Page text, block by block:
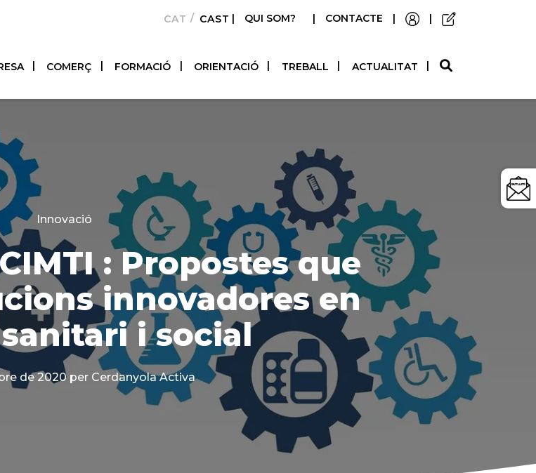
CATALÀCASTELLANO
| QUI SOM? | CONTACTE | |
COMERÇ FORMACIÓ ORIENTACIÓ TREBALL ACTUALITAT
Categories
Innovació
: Propostes que
innovadores en
i social
de 2020 per Cerdanyola Activa